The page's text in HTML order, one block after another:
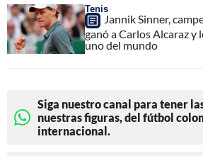
Tenis
Jannik Sinner,
ganó a Carlos Alcaraz y
uno del mundo
Siga nuestro canal para tener
nuestras figuras, del fútbol
internacional.